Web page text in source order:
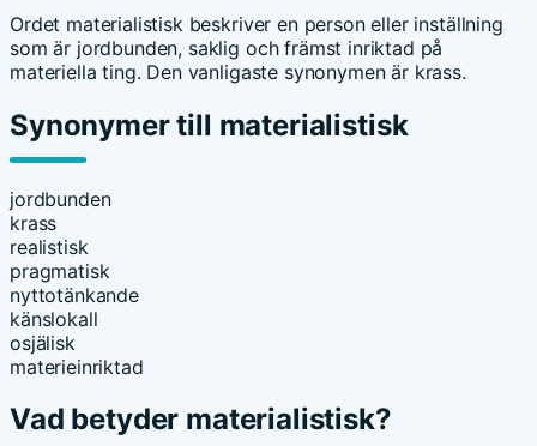
Ordet materialistisk beskriver en person eller inställning
som är jordbunden, saklig och främst inriktad på
materiella ting. Den vanligaste synonymen är krass.
Synonymer till materialistisk
jordbunden
krass
realistisk
pragmatisk
nyttotänkande
känslokall
osjälisk
materieinriktad
Vad betyder materialistisk?